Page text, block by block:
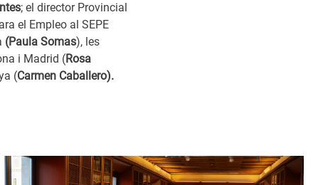
; el director Provincial
el Empleo al SEPE
(Paula Somas), les
i Madrid (Rosa
(Carmen Caballero).